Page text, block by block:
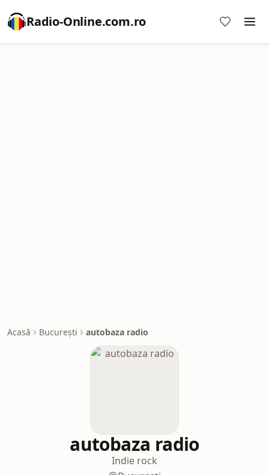
Radio-Online.com.ro
Acasă București autobaza radio
autobaza radio
Indie rock